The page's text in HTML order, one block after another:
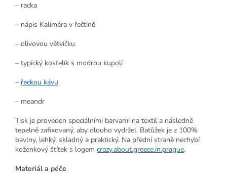
– racka
– nápis Kaliméra v řečtině
– olivovou větvičku
– typický kostelík s modrou kupolí
– řeckou kávu
– meandr
Tisk je proveden speciálními barvami na textil a následně
tepelně zafixovaný, aby dlouho vydržel. Batůžek je z 100%
bavlny, lehký, skladný a praktický. Na přední straně nechybí
koženkový štítek s logem crazy.about.greece.in.prague.
Materiál a péče